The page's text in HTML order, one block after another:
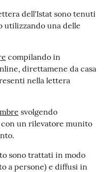
dell'Istat sono tenuti
utilizzando una delle
compilando in
direttamene da casa
nella lettera
svolgendo
con un rilevatore munito
sono trattati in modo
a persone) e diffusi in